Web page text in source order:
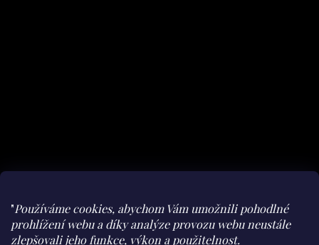
"Používáme cookies, abychom Vám umožnili pohodlné
prohlížení webu a díky analýze provozu webu neustále
zlepšovali jeho funkce, výkon a použitelnost.